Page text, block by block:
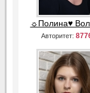
☼Полина♥
Авторитет: